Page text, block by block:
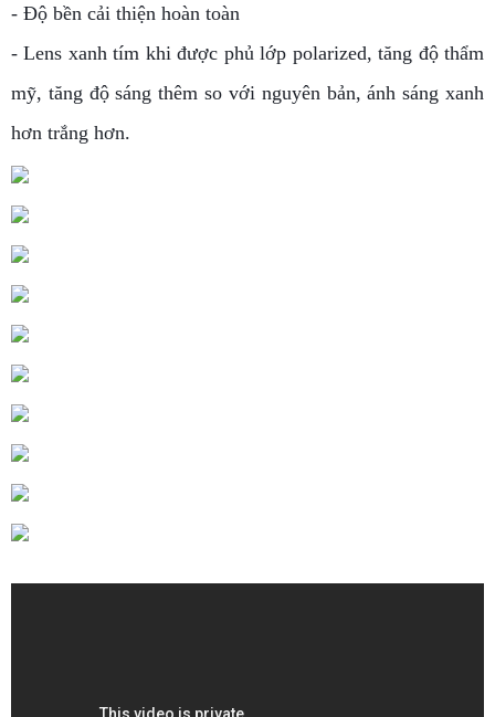
- Độ bền cải thiện hoàn toàn
- Lens xanh tím khi được phủ lớp polarized, tăng độ thẩm
mỹ, tăng độ sáng thêm so với nguyên bản, ánh sáng xanh
hơn trắng hơn.